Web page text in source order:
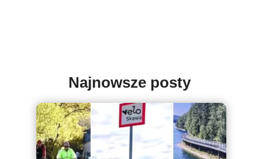
Najnowsze posty